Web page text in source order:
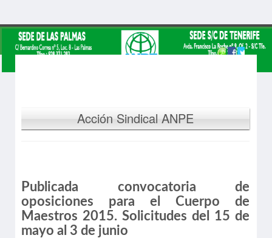
Acción Sindical ANPE
Publicada convocatoria de
oposiciones para el Cuerpo de
Maestros 2015. Solicitudes del 15 de
mayo al 3 de junio